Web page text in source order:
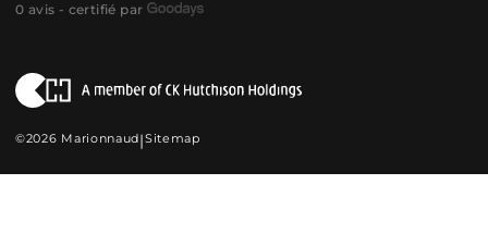
0 avis - certifié par
©2026 Marionnaud|Sitemap